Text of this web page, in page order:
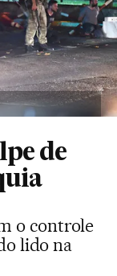
de
o controle
lido na